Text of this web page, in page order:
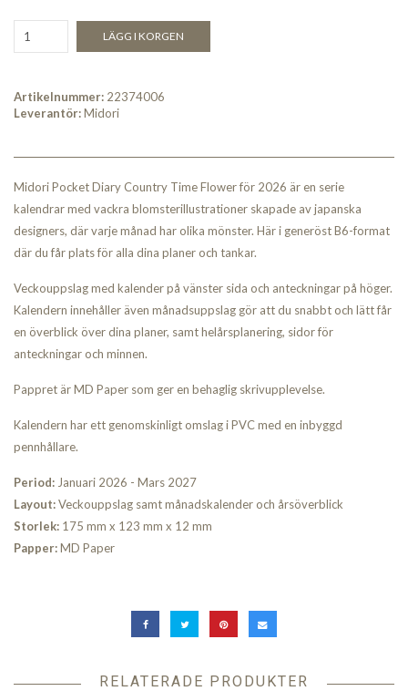
LÄGG I KORGEN
Artikelnummer: 22374006
Leverantör:Midori
Midori Pocket Diary Country Time Flower för 2026 är en serie
kalendrar med vackra blomsterillustrationer skapade av japanska
designers, där varje månad har olika mönster. Här i generöst B6-format
där du får plats för alla dina planer och tankar.
Veckouppslag med kalender på vänster sida och anteckningar på höger.
Kalendern innehåller även månadsuppslag gör att du snabbt och lätt får
en överblick över dina planer, samt helårsplanering, sidor för
anteckningar och minnen.
Pappret är MD Paper som ger en behaglig skrivupplevelse.
Kalendern har ett genomskinligt omslag i PVC med en inbyggd
pennhållare.
Period: Januari 2026 - Mars 2027
Layout:Veckouppslag samt månadskalender och årsöverblick
Storlek: 175 mm x 123 mm x 12 mm
Papper:MD Paper
RELATERADE PRODUKTER